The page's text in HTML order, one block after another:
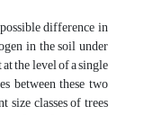
difference in
in the soil under
the level of a single
between these two
classes of trees